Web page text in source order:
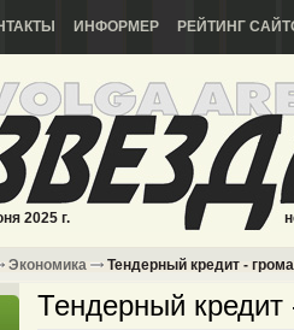
ИНФОРМЕР РЕЙТИНГ
2025 г.
Экономика Тендерный кредит -
Тендерный